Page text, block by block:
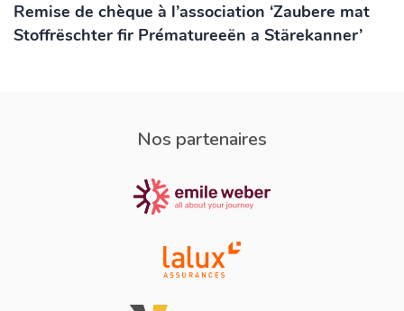
Remise de chèque à l’association ‘Zaubere mat
Stoffrëschter fir Prématureeën a Stärekanner’
Nos partenaires